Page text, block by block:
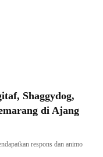
Shaggydog,
di Ajang
respons dan animo